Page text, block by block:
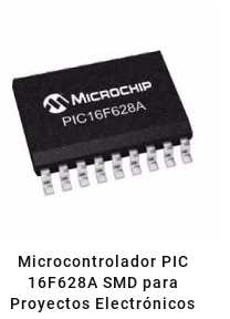
Microcontrolador PIC
16F628A SMD para
Proyectos Electrónicos